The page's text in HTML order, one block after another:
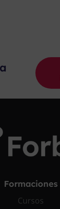
Formaciones
Cursos